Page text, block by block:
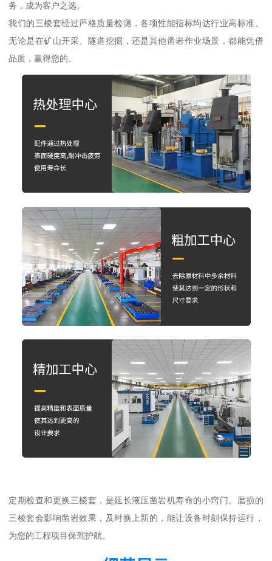
务，成为客户之选。
我们的三棱套经过严格质量检测，各项性能指标均达行业高标准。
无论是在矿山开采、隧道挖掘，还是其他凿岩作业场景，都能凭借
品质，赢得您的。
定期检查和更换三棱套，是延长液压凿岩机寿命的小窍门。磨损的
三棱套会影响凿岩效果，及时换上新的，能让设备时刻保持运行，
为您的工程项目保驾护航。